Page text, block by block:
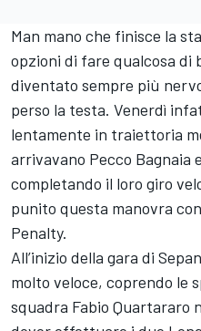
Man mano che finisce la
opzioni di fare qualcosa di
diventato sempre più
perso la testa. Venerdì
lentamente in traiettoria
arrivavano Pecco Bagnaia
completando il loro giro
punito questa manovra
Penalty.
All’inizio della gara di
molto veloce, coprendo le
squadra Fabio Quartararo